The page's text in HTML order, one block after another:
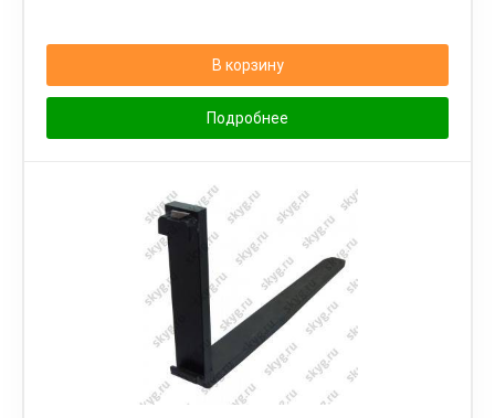
В корзину
Подробнее